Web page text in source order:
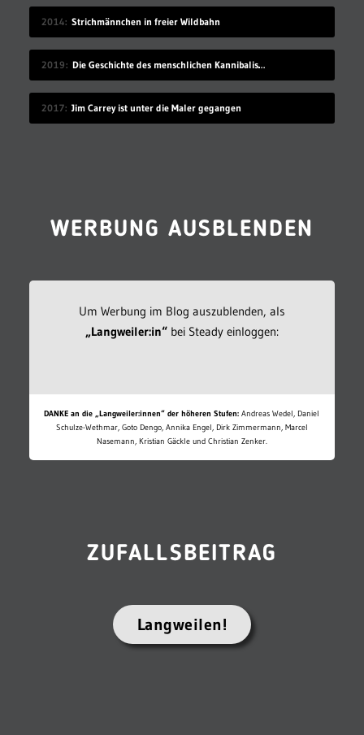
2014 Strichmännchen in freier Wildbahn
2019 Die Geschichte des menschlichen Kannibalismus
2017 Jim Carrey ist unter die Maler gegangen
WERBUNG AUSBLENDEN
Um Werbung im Blog auszublenden, als
„Langweiler:in“bei Steady einloggen:
DANKE an die „Langweiler:innen“ der höheren Stufen: Andreas Wedel, Daniel
Schulze-Wethmar, Goto Dengo, Annika Engel, Dirk Zimmermann, Marcel
Nasemann, Kristian Gäckle und Christian Zenker.
ZUFALLSBEITRAG
Langweilen!